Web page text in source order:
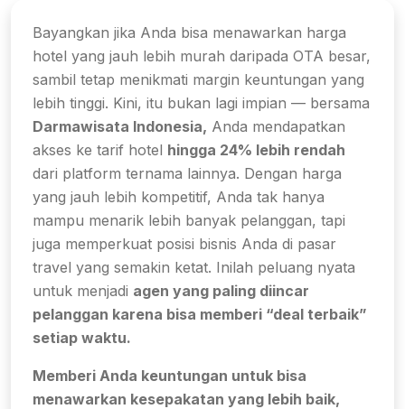
Bayangkan jika Anda bisa menawarkan harga
hotel yang jauh lebih murah daripada OTA besar,
sambil tetap menikmati margin keuntungan yang
lebih tinggi. Kini, itu bukan lagi impian — bersama
Darmawisata Indonesia, Anda mendapatkan
akses ke tarif hotel hingga 24% lebih rendah
dari platform ternama lainnya. Dengan harga
yang jauh lebih kompetitif, Anda tak hanya
mampu menarik lebih banyak pelanggan, tapi
juga memperkuat posisi bisnis Anda di pasar
travel yang semakin ketat. Inilah peluang nyata
untuk menjadi agen yang paling diincar
pelanggan karena bisa memberi “deal terbaik”
setiap waktu.
Memberi Anda keuntungan untuk bisa
menawarkan kesepakatan yang lebih baik,